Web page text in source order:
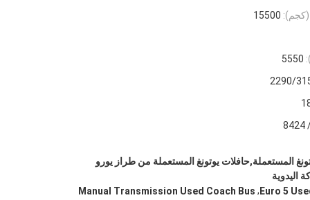
15500
5550
2290/
المستعملة,حافلات يوتونغ المستعملة من طراز يورو
Euro 5
,
Manual Transmission Used Coach Bus